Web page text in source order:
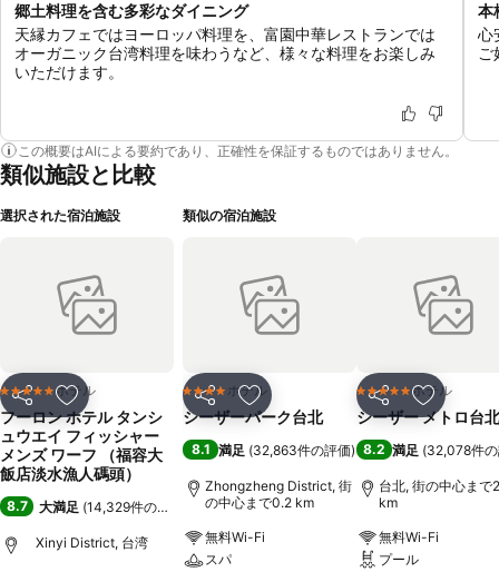
郷土料理を含む多彩なダイニング
天縁カフェではヨーロッパ料理を、富園中華レストランでは
オーガニック台湾料理を味わうなど、様々な料理をお楽しみ
いただけます。
本
心
ご
この概要はAIによる要約であり、正確性を保証するものではありません。
類似施設と比較
選択された宿泊施設
シェア お気に入りに追加
5 ホテルのランク
ホテル
フーロン ホテル タンシ
ュウエイ フィッシャー
メンズ ワーフ （福容大
飯店淡水漁人碼頭）
8.7 大満足 (14,329件の評価
Xinyi District, 台湾
類似の宿泊施設
シェア お気に入りに追加
4 ホテルのランク
ホテル
シーザーパーク台北
8.1 満足 (32,863件の評価)
Zhongzheng District, 街
の中心まで0.2 km
無料Wi-Fi
スパ
シェア お気に入
5 ホテルのランク
ホテル
シーザー メトロ台北
8.2 満足 (32,078件
台北, 街の中心まで
km
無料Wi-Fi
プール